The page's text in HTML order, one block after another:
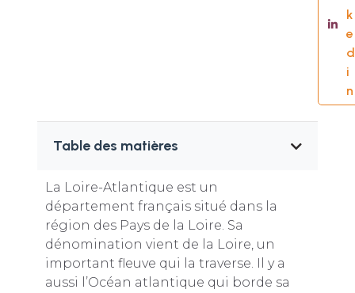
k
e
d
i
n
Table des matières
La Loire-Atlantique est un
département français situé dans la
région des Pays de la Loire. Sa
dénomination vient de la Loire, un
important fleuve qui la traverse. Il y a
aussi l’Océan atlantique qui borde sa